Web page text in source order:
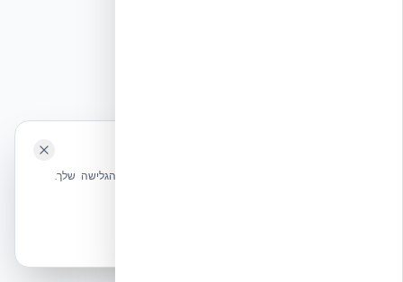
אנחנו משתמשים בעוגיות כדי לשפר את חווית הגלישה שלך.